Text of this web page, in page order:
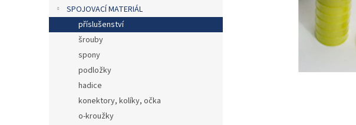
e
l
SPOJOVACÍ MATERIÁL
příslušenství
šrouby
spony
podložky
hadice
konektory, kolíky, očka
o-kroužky